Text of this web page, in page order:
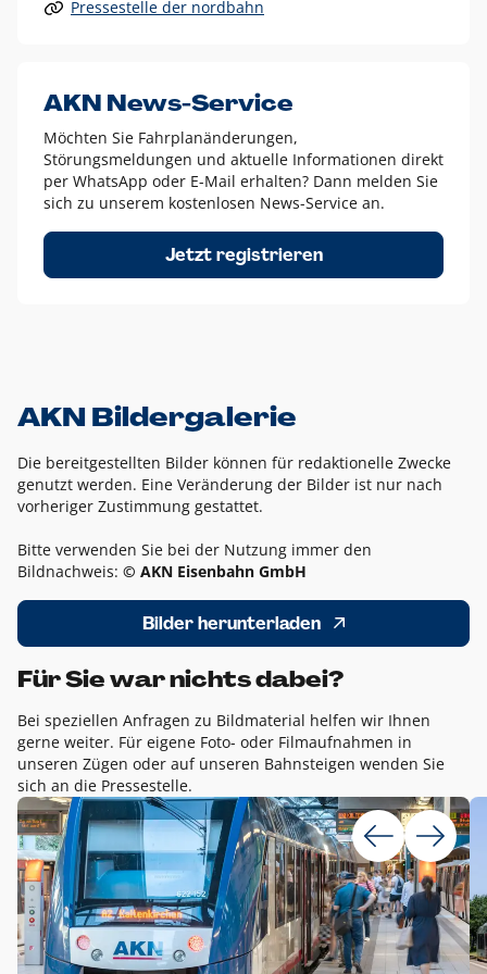
Alle anderen Logo-Varianten dürfen nur in Ausnahmefällen
Diese Ausnahmen sind zum Beispiel:
dem AKN Blau,
weißes Logo auf Fotohintergründen,
schwarzes Logo für reine Schwarz-Weiß-Umsetzungen
Um das Logo herum muss ein Schutzraum von jeweils einer
Höhe bzw. Breite des N aus AKN in alle Richtungen
Pressestelle der nordbahn
AKN News-Service
Möchten Sie Fahrplanänderungen,
Störungsmeldungen und aktuelle Informationen direkt
per WhatsApp oder E-Mail erhalten? Dann melden Sie
sich zu unserem kostenlosen News-Service an.
Jetzt registrieren
AKN Bildergalerie
Die bereitgestellten Bilder können für redaktionelle Zwecke
genutzt werden. Eine Veränderung der Bilder ist nur nach
vorheriger Zustimmung gestattet.
Bitte verwenden Sie bei der Nutzung immer den
Bildnachweis: © AKN Eisenbahn GmbH
Bilder herunterladen
Für Sie war nichts dabei?
Bei speziellen Anfragen zu Bildmaterial helfen wir Ihnen
gerne weiter. Für eigene Foto- oder Filmaufnahmen in
unseren Zügen oder auf unseren Bahnsteigen wenden Sie
sich an die Pressestelle.